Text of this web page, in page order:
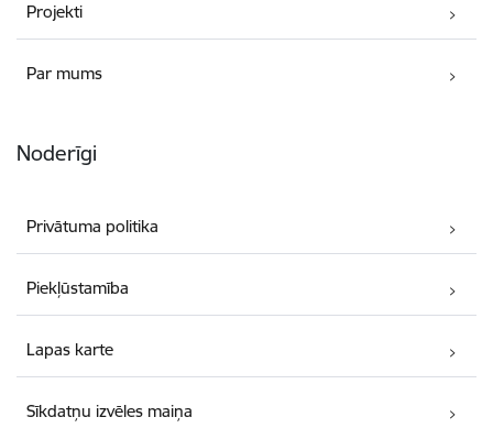
Projekti
Par mums
Noderīgi
Privātuma politika
Piekļūstamība
Lapas karte
Sīkdatņu izvēles maiņa